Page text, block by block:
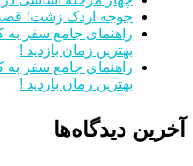
جوجه اردک زشت؛
راهنمای جامع سفر به
بهترین زمان بازدید !
راهنمای جامع سفر به
بهترین زمان بازدید !
آخرین دیدگاه‌ها